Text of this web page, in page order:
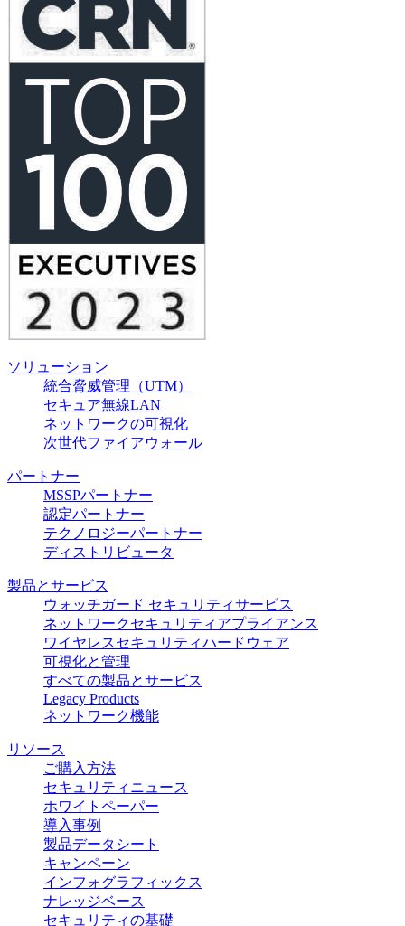
ソリューション
統合脅威管理（UTM）
セキュア無線LAN
ネットワークの可視化
次世代ファイアウォール
パートナー
MSSPパートナー
認定パートナー
テクノロジーパートナー
ディストリビュータ
製品とサービス
ウォッチガード セキュリティサービス
ネットワークセキュリティアプライアンス
ワイヤレスセキュリティハードウェア
可視化と管理
すべての製品とサービス
Legacy Products
ネットワーク機能
リソース
ご購入方法
セキュリティニュース
ホワイトペーパー
導入事例
製品データシート
キャンペーン
インフォグラフィックス
ナレッジベース
セキュリティの基礎